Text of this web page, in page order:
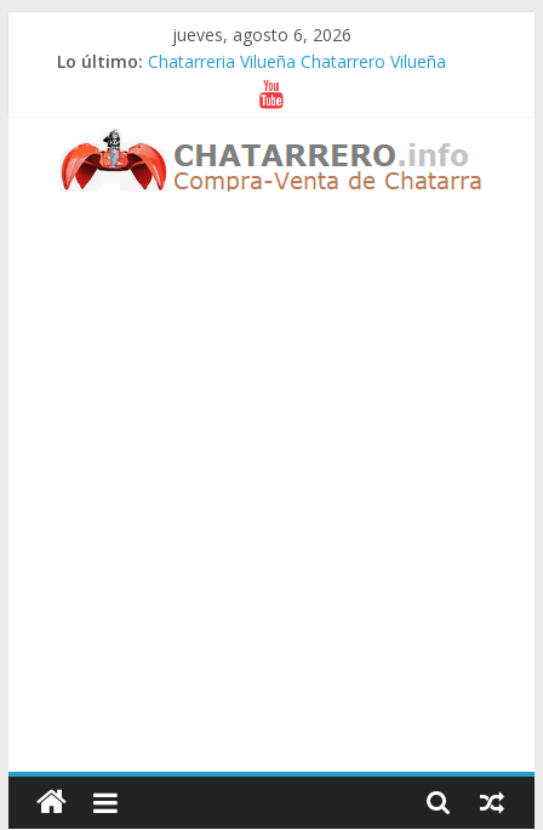
jueves, agosto 6, 2026
Lo último: Chatarreria Vilueña Chatarrero Vilueña
Chatarreria Zuera Chatarrero Zuera
Chatarreria Zaragoza Chatarrero Zaragoza
Chatarreria Zaida Chatarrero Zaida
Chatarreria Vistabella Chatarrero Vistabella
Chatarreros